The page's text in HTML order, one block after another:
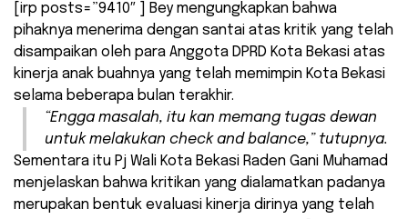
[irp posts=”9410″ ] Bey mengungkapkan bahwa
pihaknya menerima dengan santai atas kritik yang telah
disampaikan oleh para Anggota DPRD Kota Bekasi atas
kinerja anak buahnya yang telah memimpin Kota Bekasi
selama beberapa bulan terakhir.
“Engga masalah, itu kan memang tugas dewan
untuk melakukan check and balance,” tutupnya.
Sementara itu Pj Wali Kota Bekasi Raden Gani Muhamad
menjelaskan bahwa kritikan yang dialamatkan padanya
merupakan bentuk evaluasi kinerja dirinya yang telah